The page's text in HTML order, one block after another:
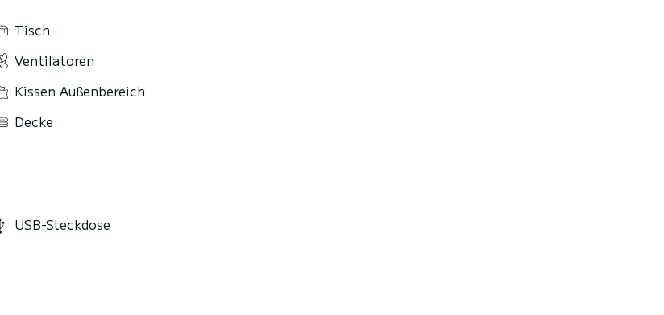
Tisch
Ventilatoren
Kissen Außenbereich
Decke
USB-Steckdose